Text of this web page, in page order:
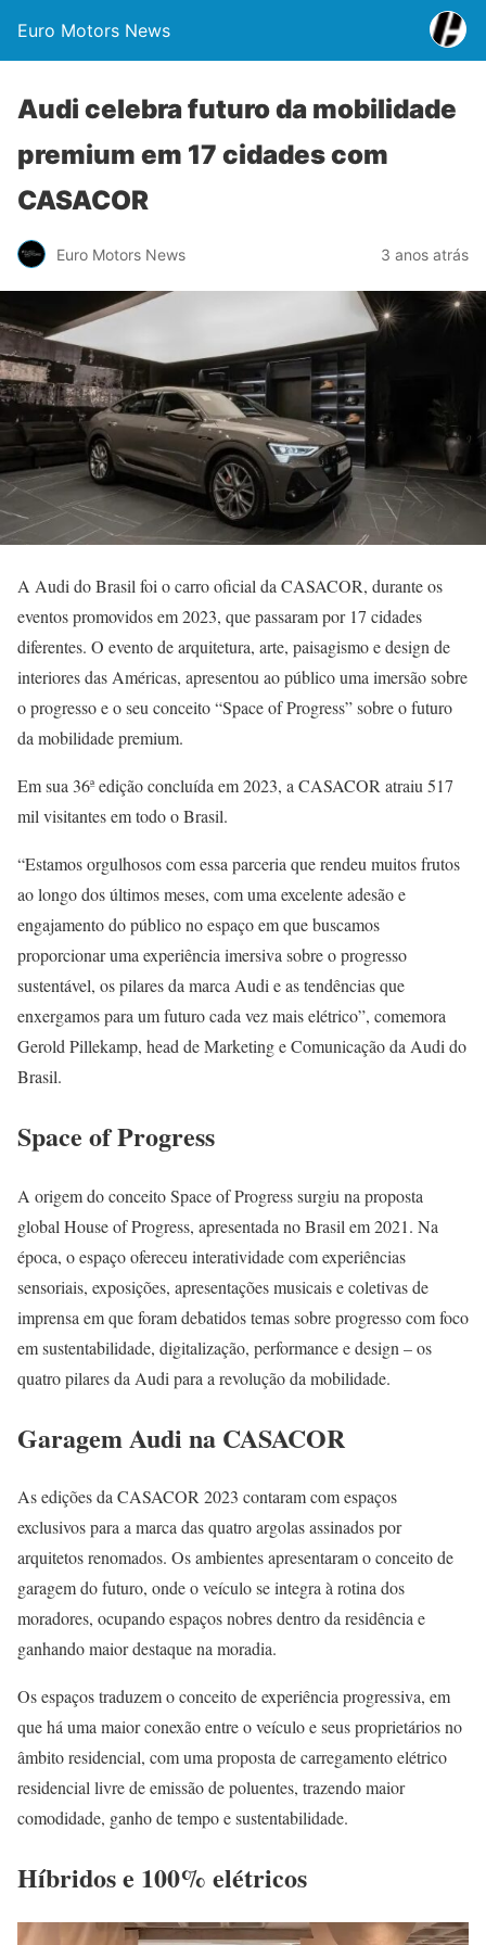
Euro Motors News
Audi celebra futuro da mobilidade
premium em 17 cidades com
CASACOR
Euro Motors News 3 anos atrás
A Audi do Brasil foi o carro oficial da CASACOR, durante os
eventos promovidos em 2023, que passaram por 17 cidades
diferentes. O evento de arquitetura, arte, paisagismo e design de
interiores das Américas, apresentou ao público uma imersão sobre
o progresso e o seu conceito “Space of Progress” sobre o futuro
da mobilidade premium.
Em sua 36ª edição concluída em 2023, a CASACOR atraiu 517
mil visitantes em todo o Brasil.
“Estamos orgulhosos com essa parceria que rendeu muitos frutos
ao longo dos últimos meses, com uma excelente adesão e
engajamento do público no espaço em que buscamos
proporcionar uma experiência imersiva sobre o progresso
sustentável, os pilares da marca Audi e as tendências que
enxergamos para um futuro cada vez mais elétrico”, comemora
Gerold Pillekamp, head de Marketing e Comunicação da Audi do
Brasil.
Space of Progress
A origem do conceito Space of Progress surgiu na proposta
global House of Progress, apresentada no Brasil em 2021. Na
época, o espaço ofereceu interatividade com experiências
sensoriais, exposições, apresentações musicais e coletivas de
imprensa em que foram debatidos temas sobre progresso com foco
em sustentabilidade, digitalização, performance e design – os
quatro pilares da Audi para a revolução da mobilidade.
Garagem Audi na CASACOR
As edições da CASACOR 2023 contaram com espaços
exclusivos para a marca das quatro argolas assinados por
arquitetos renomados. Os ambientes apresentaram o conceito de
garagem do futuro, onde o veículo se integra à rotina dos
moradores, ocupando espaços nobres dentro da residência e
ganhando maior destaque na moradia.
Os espaços traduzem o conceito de experiência progressiva, em
que há uma maior conexão entre o veículo e seus proprietários no
âmbito residencial, com uma proposta de carregamento elétrico
residencial livre de emissão de poluentes, trazendo maior
comodidade, ganho de tempo e sustentabilidade.
Híbridos e 100% elétricos